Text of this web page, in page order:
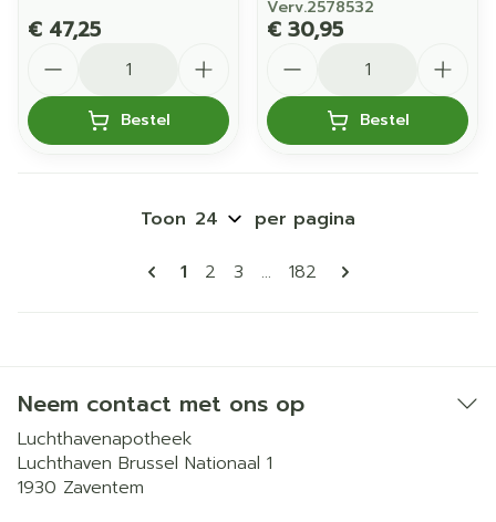
€ 47,25
Bestel
Verv.2578532
€ 30,95
Bestel
Pagina's
U lees momenteel pagina
1 Pagina
2 Pagina
3 ... Pagina
182
Toon per pagina
Neem contact met ons op
Luchthavenapotheek
Luchthaven Brussel Nationaal 1
1930 Zaventem